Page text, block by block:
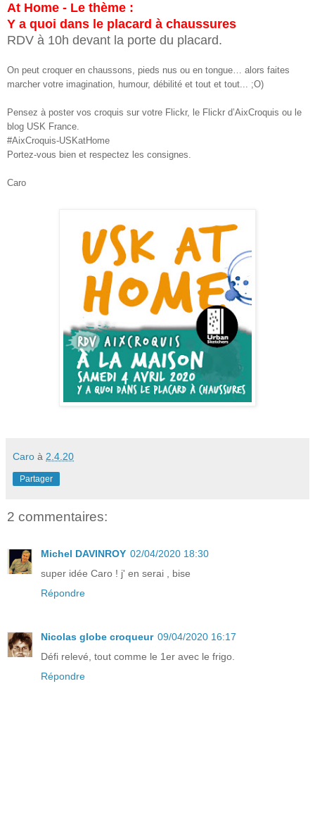
At Home - Le thème :
Y a quoi dans le placard à chaussures
RDV à 10h devant la porte du placard.
On peut croquer en chaussons, pieds nus ou en tongue… alors faites
marcher votre imagination, humour, débilité et tout et tout... ;O)
Pensez à poster vos croquis sur votre Flickr, le Flickr d’AixCroquis ou le
blog USK France.
#AixCroquis-USKatHome
Portez-vous bien et respectez les consignes.
Caro
Caro à 2.4.20
Partager
2 commentaires:
Michel DAVINROY 02/04/2020 18:30
super idée Caro ! j' en serai , bise
Répondre
Nicolas globe croqueur 09/04/2020 16:17
Défi relevé, tout comme le 1er avec le frigo.
Répondre